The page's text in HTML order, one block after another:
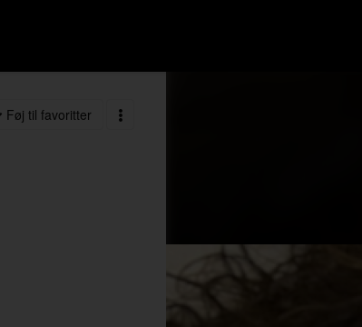
Føj til favoritter